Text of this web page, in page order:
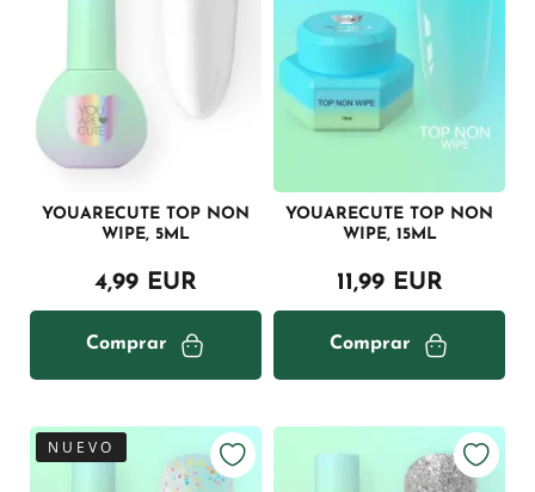
YOUARECUTE TOP NON
WIPE, 5ML
4,99 EUR
Comprar
YOUARECUTE TOP NON
WIPE, 15ML
11,99 EUR
Comprar
NUEVO